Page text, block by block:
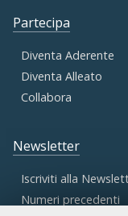
Partecipa
Diventa Aderente
Diventa Alleato
Collabora
Newsletter
Iscriviti alla
Numeri precedenti